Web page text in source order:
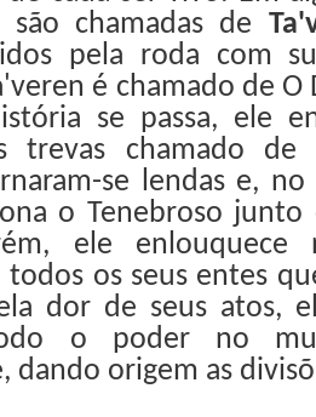
são chamadas de
pela roda com
é chamado de O
se passa, ele
trevas chamado de
se lendas e,
o Tenebroso
ele enlouquece
todos os seus entes
dor de seus atos,
o poder no
dando origem as